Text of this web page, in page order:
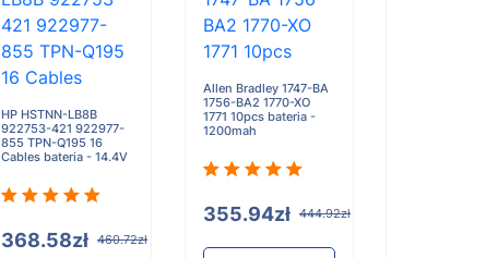
HP HSTNN-LB8B
922753-421 922977-
855 TPN-Q195 16
Cables bateria - 14.4V
368.58zł 460.72zł
Allen Bradley 1747-BA
1756-BA2 1770-XO
1771 10pcs bateria -
1200mah
355.94zł 444.92zł